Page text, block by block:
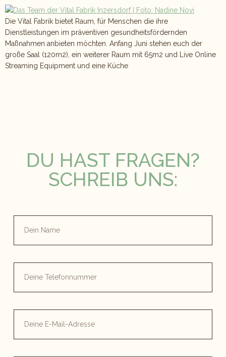
Die Vital Fabrik bietet Raum, für Menschen die ihre
Dienstleistungen im präventiven gesundheitsfördernden
Maßnahmen anbieten möchten. Anfang Juni stehen euch der
große Saal (120m2), ein weiterer Raum mit 65m2 und Live Online
Streaming Equipment und eine Küche
DU HAST FRAGEN?
SCHREIB UNS: